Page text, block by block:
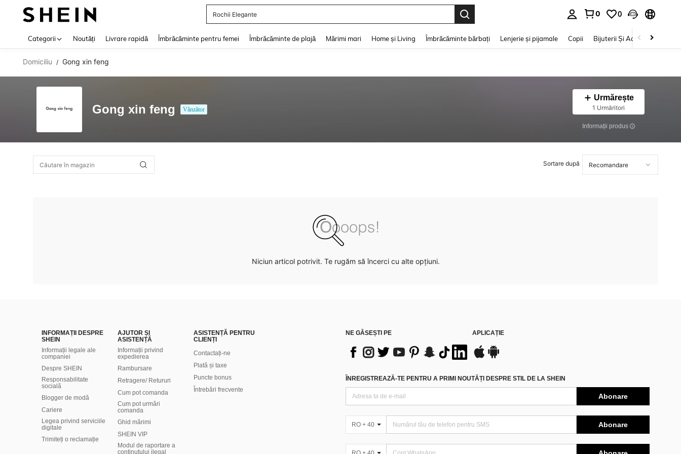
Rochii Elegante
0 0
Categorii Noutăți Livrare rapidă Îmbrăcăminte pentru femei Îmbrăcăminte de plajă Mărimi mari Home și Living Îmbrăcăminte bărbați Lenjerie și pijamale Copii Bijuterii Și Accesorii
Domiciliu / Gong xin feng
Gong xin feng Vânzător
Urmărește
1 Urmăritori
Informații produs
Sortare după
Niciun articol potrivit. Te rugăm să încerci cu alte opțiuni.
INFORMAȚII DESPRE
SHEIN
Informații legale ale
companiei
Despre SHEIN
Responsabilitate
socială
Blogger de modă
Cariere
Legea privind serviciile
digitale
Trimiteți o reclamație
AJUTOR ȘI
ASISTENȚĂ
Informații privind
expedierea
Rambursare
Retragere/ Retururi
Cum pot comanda
Cum pot urmări
comanda
Ghid mărimi
SHEIN VIP
Modul de raportare a
conținutului ilegal
ASISTENȚĂ PENTRU
CLIENȚI
Contactați-ne
Plată și taxe
Puncte bonus
Întrebări frecvente
NE GĂSEȘTI PE APLICAȚIE
ÎNREGISTREAZĂ-TE PENTRU A PRIMI NOUTĂȚI DESPRE STIL DE LA SHEIN
Abonare
RO + 40 Abonare